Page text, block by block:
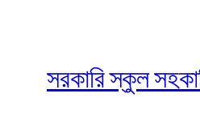
সরকারি স্কুল